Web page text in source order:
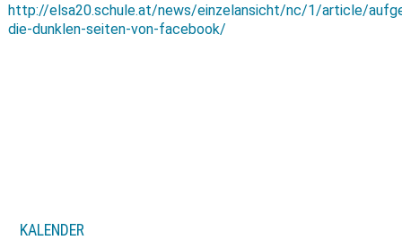
http://elsa20.schule.at/news/einzelansicht/nc/1/article/
die-dunklen-seiten-von-facebook/
KALENDER